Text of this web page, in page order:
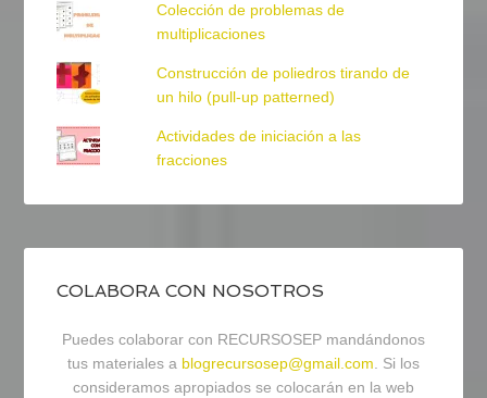
Colección de problemas de
multiplicaciones
Construcción de poliedros tirando de
un hilo (pull-up patterned)
Actividades de iniciación a las
fracciones
COLABORA CON NOSOTROS
Puedes colaborar con RECURSOSEP mandándonos
tus materiales a blogrecursosep@gmail.com. Si los
consideramos apropiados se colocarán en la web